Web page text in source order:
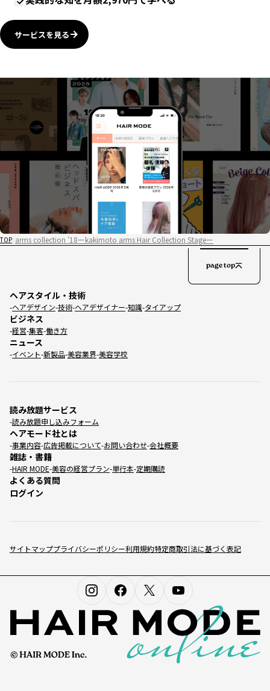
サービスを見る
TOP arms collection ’18ーkakimoto arms Hair Collection Stageー
サイトマッププライバシーポリシー利用規約特定商取引法に基づく表記
ヘアスタイル・技術
ヘアデザイン 技術 ヘアデザイナー 知識 タイアップ
ビジネス
経営 集客 働き方
ニュース
イベント 新製品 美容業界 美容学校
読み放題サービス
読み放題申し込みフォーム
ヘアモード社とは
事業内容 広告掲載について お問い合わせ 会社概要
雑誌・書籍
HAIR MODE 美容の経営プラン 単行本 定期購読
よくある質問
ログイン
page top